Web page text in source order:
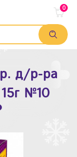
0
д/р-ра
№10
№10